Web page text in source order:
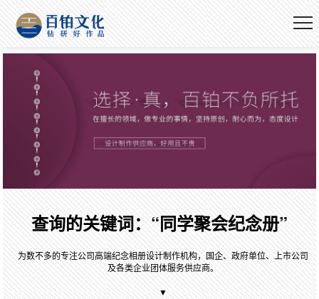
查询的关键词：“同学聚会纪念册”
为数不多的专注公司高端纪念相册设计制作机构，国企、政府单位、上市公司
及各类企业团体服务供应商。
▼